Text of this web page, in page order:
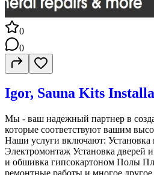
0
0
Igor, Sauna Kits
Мы - ваш надежный партнер в
которые соответствуют вашим
Наши услуги включают: Установка
Электромонтаж Установка дверей
и обшивка гипсокартоном Полы